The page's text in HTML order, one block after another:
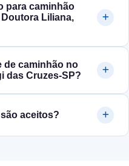
para caminhão
Liliana,
de caminhão no
das Cruzes‑SP?
aceitos?